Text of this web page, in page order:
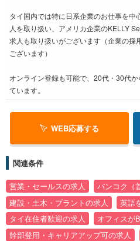
タイ国内では特に日系企業のお仕事を
人を取り扱い、アメリカ企業のKELLY
求人も取り扱いがございます（企業の採
ございます）
オンライン登録も可能で、20代・30代
ています。
WEB応募する
関連条件
営業・セールスの求人
バンコク（
建設・土木・プラントの求人
英語
タイ在住者歓迎の求人
オフィスが
幹部登用・キャリアアップ可の求人